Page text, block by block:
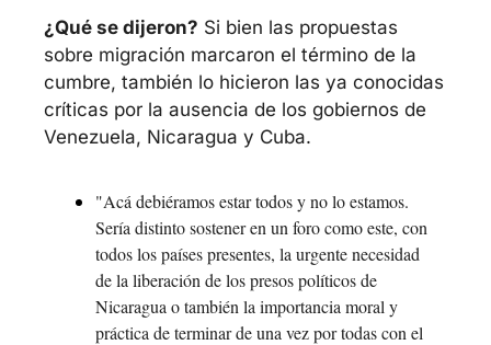
¿Qué se dijeron? Si bien las propuestas
sobre migración marcaron el término de la
cumbre, también lo hicieron las ya conocidas
críticas por la ausencia de los gobiernos de
Venezuela, Nicaragua y Cuba.
"Acá debiéramos estar todos y no lo estamos.
Sería distinto sostener en un foro como este, con
todos los países presentes, la urgente necesidad
de la liberación de los presos políticos de
Nicaragua o también la importancia moral y
práctica de terminar de una vez por todas con el